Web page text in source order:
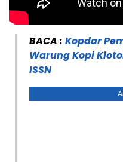
BACA : Kopdar
Warung Kopi
ISSN